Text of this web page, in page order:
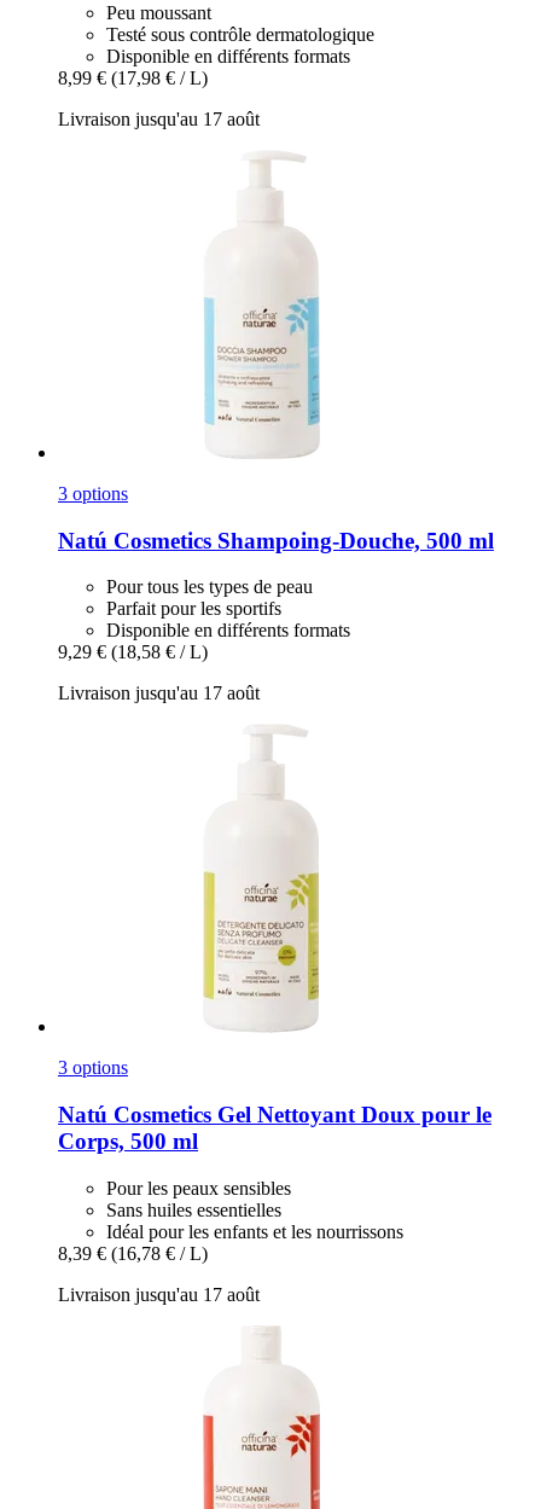
Peu moussant
Testé sous contrôle dermatologique
Disponible en différents formats
8,99 € (17,98 € / L)
Livraison jusqu'au 17 août
3 options
Natú Cosmetics Shampoing-​Douche, 500 ml
Pour tous les types de peau
Parfait pour les sportifs
Disponible en différents formats
9,29 € (18,58 € / L)
Livraison jusqu'au 17 août
3 options
Natú Cosmetics Gel Nettoyant Doux pour le
Corps, 500 ml
Pour les peaux sensibles
Sans huiles essentielles
Idéal pour les enfants et les nourrissons
8,39 € (16,78 € / L)
Livraison jusqu'au 17 août